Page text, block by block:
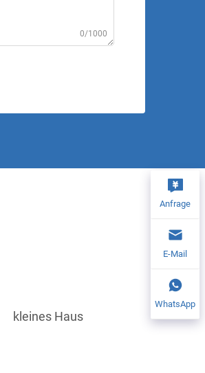
0/1000
kleines Haus
Anfrage
E-Mail
WhatsApp